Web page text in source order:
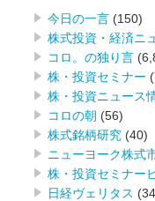
今日の一言 (150)
株式投資・経済ニ
コロ。の独り言
株・投資セミナー
株・投資ニュース
コロの朝 (56)
株式銘柄研究 (40)
ニューヨーク株式
株・投資セミナー
日経ヴェリタス